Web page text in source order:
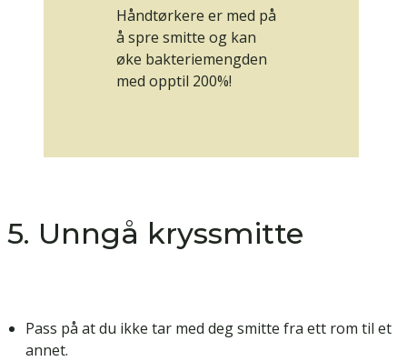
Håndtørkere er med på
å spre smitte og kan
øke bakteriemengden
med opptil 200%!
5. Unngå kryssmitte
Pass på at du ikke tar med deg smitte fra ett rom til et
annet.